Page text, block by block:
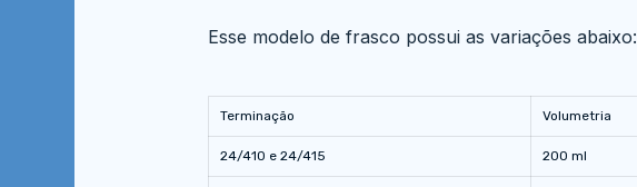
Esse modelo de frasco possui as variações abaixo:
Terminação Volumetria
24/410 e 24/415 200 ml